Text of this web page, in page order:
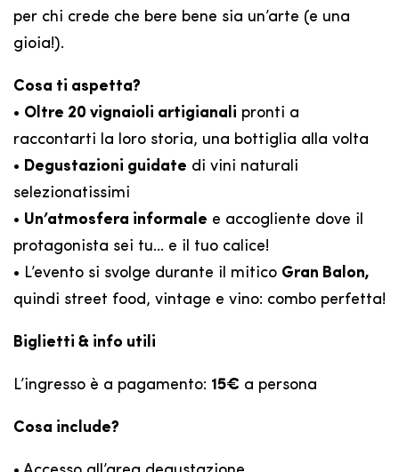
per chi crede che bere bene sia un’arte (e una
gioia!).
Cosa ti aspetta?
• Oltre 20 vignaioli artigianali pronti a
raccontarti la loro storia, una bottiglia alla volta
• Degustazioni guidate di vini naturali
selezionatissimi
• Un’atmosfera informale e accogliente dove il
protagonista sei tu… e il tuo calice!
• L’evento si svolge durante il mitico Gran Balon,
quindi street food, vintage e vino: combo perfetta!
Biglietti & info utili
L’ingresso è a pagamento: 15€ a persona
Cosa include?